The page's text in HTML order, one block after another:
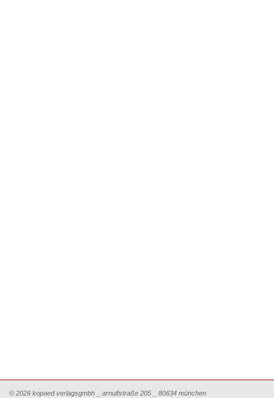
© 2026 kopaed verlagsgmbh _ arnulfstraße 205 _ 80634 münchen